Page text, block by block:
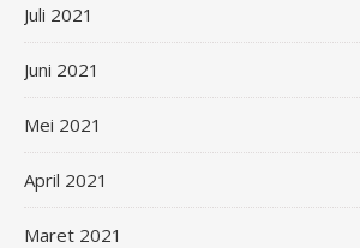
Juli 2021
Juni 2021
Mei 2021
April 2021
Maret 2021